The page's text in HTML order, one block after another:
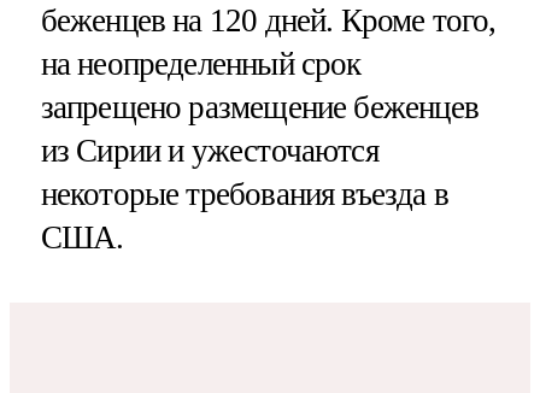
беженцев на 120 дней. Кроме того,
на неопределенный срок
запрещено размещение беженцев
из Сирии и ужесточаются
некоторые требования въезда в
США.